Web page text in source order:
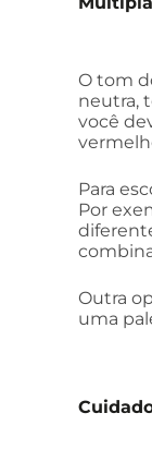
O tom
neutra,
você
Para
Por
Outra
uma